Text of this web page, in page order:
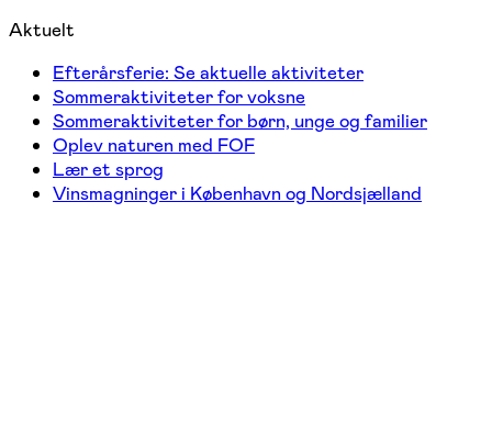
Aktuelt
Efterårsferie: Se aktuelle aktiviteter
Sommeraktiviteter for voksne
Sommeraktiviteter for børn, unge og familier
Oplev naturen med FOF
Lær et sprog
Vinsmagninger i København og Nordsjælland